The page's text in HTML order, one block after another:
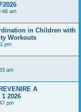
am
in Children with
Workouts
pm
am
A
2026
pm